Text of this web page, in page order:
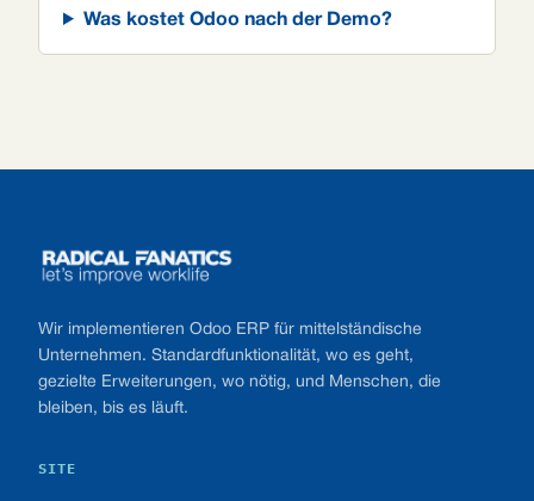
Was kostet Odoo nach der Demo?
Wir implementieren Odoo ERP für mittelständische
Unternehmen. Standardfunktionalität, wo es geht,
gezielte Erweiterungen, wo nötig, und Menschen, die
bleiben, bis es läuft.
SITE